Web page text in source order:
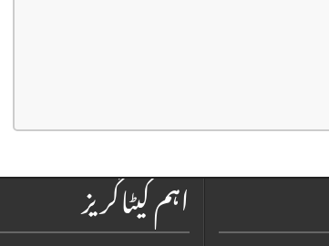
اہم کیٹاگریز